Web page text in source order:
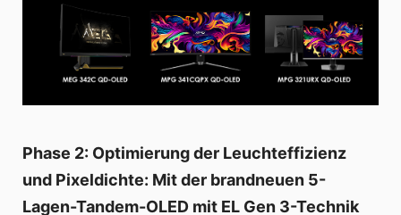
Phase 2: Optimierung der Leuchteffizienz
und Pixeldichte: Mit der brandneuen 5-
Lagen-Tandem-OLED mit EL Gen 3-Technik